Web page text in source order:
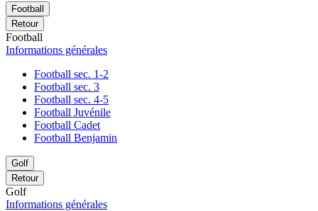
Football
Retour
Football
Informations générales
Football sec. 1-2
Football sec. 3
Football sec. 4-5
Football Juvénile
Football Cadet
Football Benjamin
Golf
Retour
Golf
Informations générales